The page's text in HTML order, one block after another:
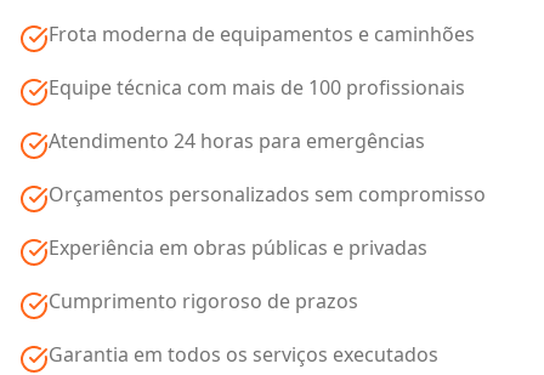
Frota moderna de equipamentos e caminhões
Equipe técnica com mais de 100 profissionais
Atendimento 24 horas para emergências
Orçamentos personalizados sem compromisso
Experiência em obras públicas e privadas
Cumprimento rigoroso de prazos
Garantia em todos os serviços executados